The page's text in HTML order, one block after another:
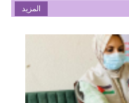
المزيد